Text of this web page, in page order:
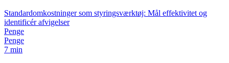
Standardomkostninger som styringsværktøj: Mål effektivitet og
identificér afvigelser
Penge
Penge
7 min